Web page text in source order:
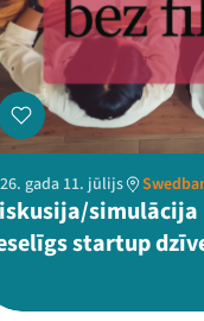
gada 11. jūlijs
startup